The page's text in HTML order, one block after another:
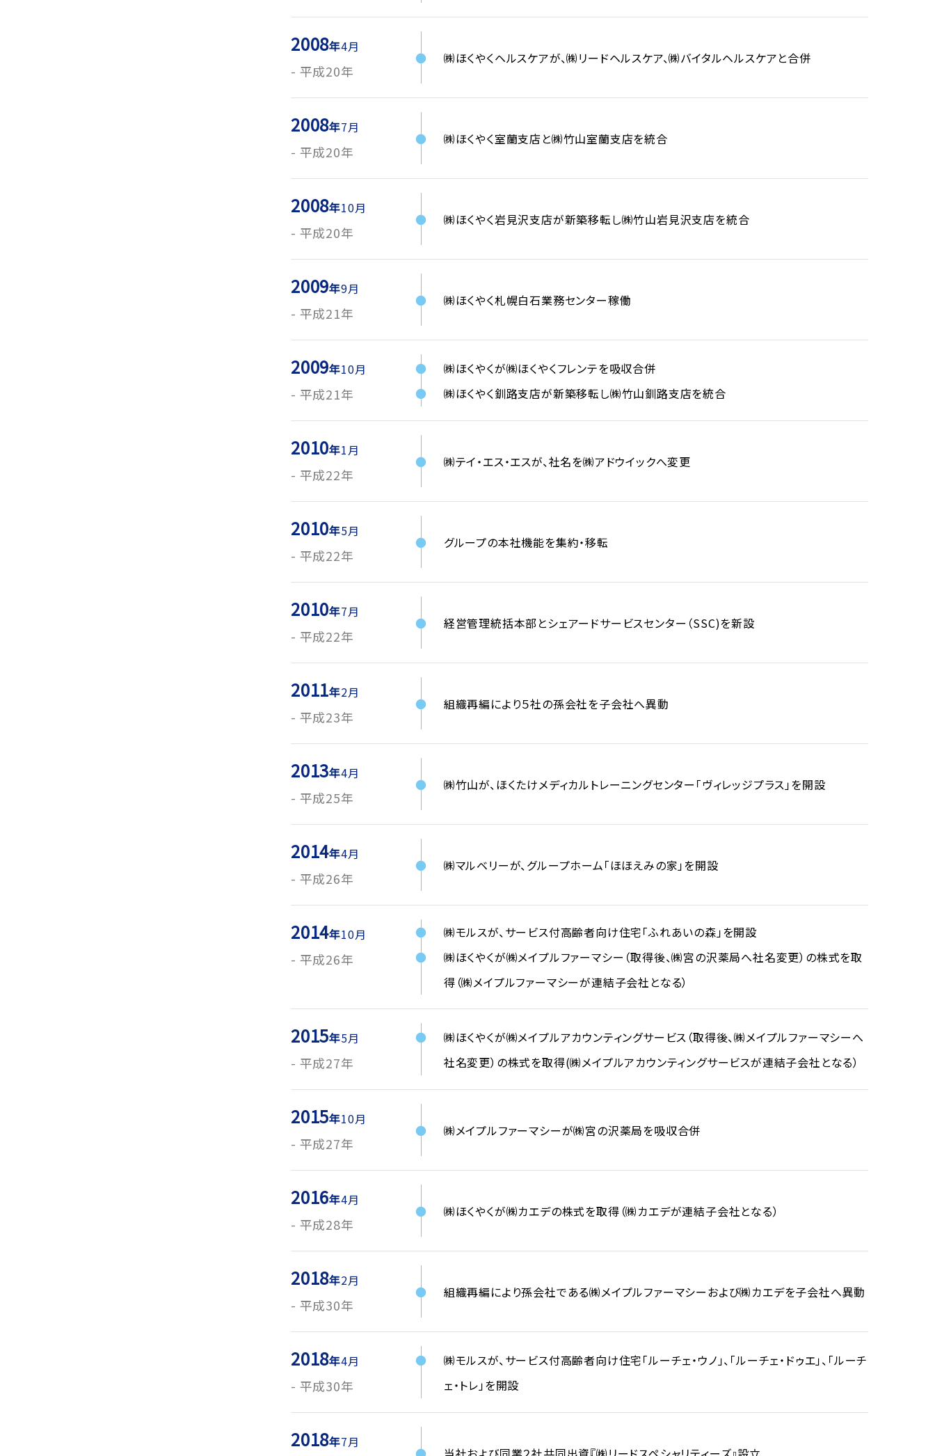
2008 4月
平成20年
㈱ほくやくヘルスケアが、㈱リードヘルスケア、㈱バイタルヘルスケアと合併
2008 7月
平成20年
㈱ほくやく室蘭支店と㈱竹山室蘭支店を統合
2008 10月
平成20年
㈱ほくやく岩見沢支店が新築移転し㈱竹山岩見沢支店を統合
2009 9月
平成21年
㈱ほくやく札幌白石業務センター稼働
2009 10月
平成21年
㈱ほくやくが㈱ほくやくフレンテを吸収合併
㈱ほくやく釧路支店が新築移転し㈱竹山釧路支店を統合
2010 1月
平成22年
㈱テイ・エス・エスが、社名を㈱アドウイックへ変更
2010 5月
平成22年
グループの本社機能を集約・移転
2010 7月
平成22年
経営管理統括本部とシェアードサービスセンター（SSC)を新設
2011 2月
平成23年
組織再編により５社の孫会社を子会社へ異動
2013 4月
平成25年
㈱竹山が、ほくたけメディカルトレーニングセンター「ヴィレッジプラス」を開設
2014 4月
平成26年
㈱マルベリーが、グループホーム「ほほえみの家」を開設
2014 10月
平成26年
㈱モルスが、サービス付高齢者向け住宅「ふれあいの森」を開設
㈱ほくやくが㈱メイプルファーマシー（取得後、㈱宮の沢薬局へ社名変更）の株式を取
得（㈱メイプルファーマシーが連結子会社となる）
2015 5月
平成27年
㈱ほくやくが㈱メイプルアカウンティングサービス（取得後、㈱メイプルファーマシーへ
社名変更）の株式を取得(㈱メイプルアカウンティングサービスが連結子会社となる）
2015 10月
平成27年
㈱メイプルファーマシーが㈱宮の沢薬局を吸収合併
2016 4月
平成28年
㈱ほくやくが㈱カエデの株式を取得（㈱カエデが連結子会社となる）
2018 2月
平成30年
組織再編により孫会社である㈱メイプルファーマシーおよび㈱カエデを子会社へ異動
2018 4月
平成30年
㈱モルスが、サービス付高齢者向け住宅「ルーチェ・ウノ」、「ルーチェ・ドゥエ」、「ルーチ
ェ・トレ」を開設
2018 7月